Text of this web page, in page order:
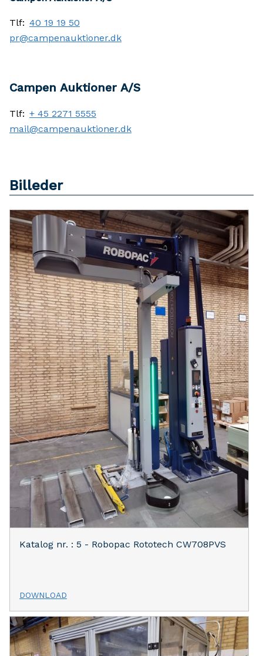
Tlf: 40 19 19 50
pr@campenauktioner.dk
Campen Auktioner A/S
Tlf: + 45 2271 5555
mail@campenauktioner.dk
Billeder
Katalog nr. : 5 - Robopac Rototech CW708PVS
DOWNLOAD